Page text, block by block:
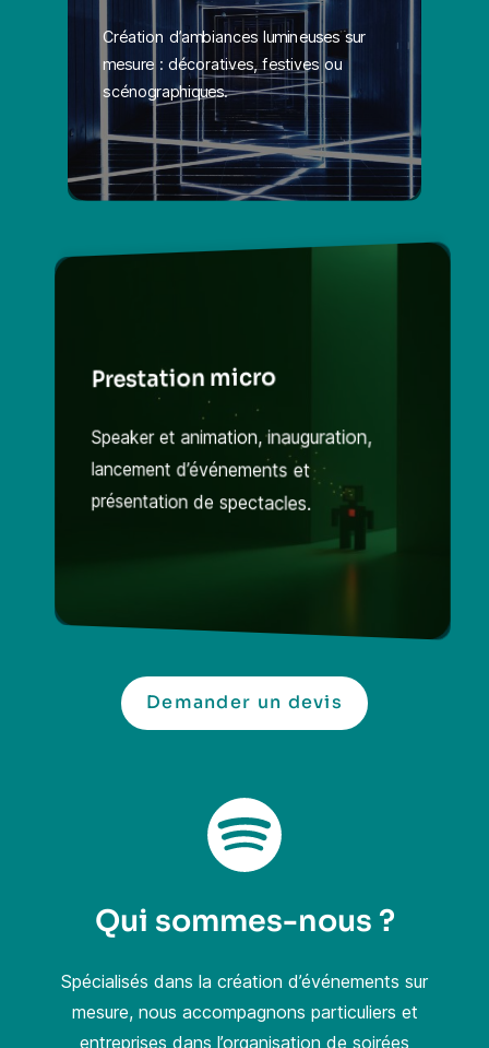
Création d’ambiances lumineuses sur
mesure : décoratives, festives ou
scénographiques.
Prestation micro
Speaker et animation, inauguration,
lancement d’événements et
présentation de spectacles.
Demander un devis
Qui sommes-nous ?
Spécialisés dans la création d’événements sur
mesure, nous accompagnons particuliers et
entreprises dans l’organisation de soirées